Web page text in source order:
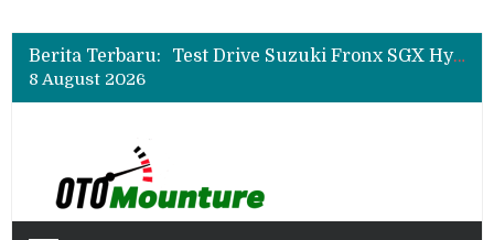
Berita Terbaru:
Beli Mobil Jangan Cuma Lihat Cicilan, TAF dan OJK Tekankan Pentingnya Literasi Keuangan
Test Drive Suzuki Fronx SGX Hybrid Kuro di GIIAS 2026, Peserta Soroti Desain Sporty dan DVR
Beli Mobil Jangan Cuma Lihat Cicilan, TAF dan OJK Tekankan Pentingnya Literasi Keuangan
8 August 2026